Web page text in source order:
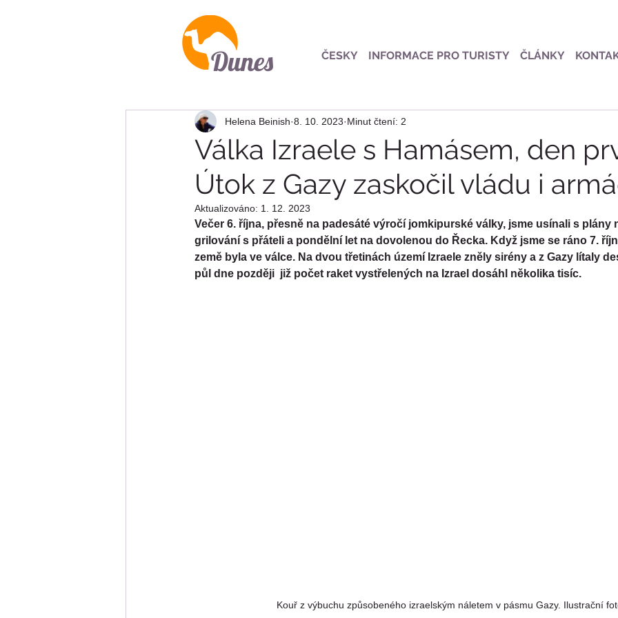
Dunes ČESKY INFORMACE PRO TURISTY ČLÁNKY
Válka Izraele s Hamásem, den
Útok z Gazy zaskočil vládu i
Helena Beinish 8. 10. 2023 Minut čtení: 2
Aktualizováno: 1. 12. 2023
Večer 6. října, přesně na padesáté výročí jomkipurské války, jsme usínali s plány
grilování s přáteli a pondělní let na dovolenou do Řecka. Když jsme se ráno 7.
země byla ve válce. Na dvou třetinách území Izraele zněly sirény a z Gazy lítaly
půl dne později  již počet raket vystřelených na Izrael dosáhl několika tisíc.
Kouř z výbuchu způsobeného izraelským náletem v pásmu Gazy. Ilustrační